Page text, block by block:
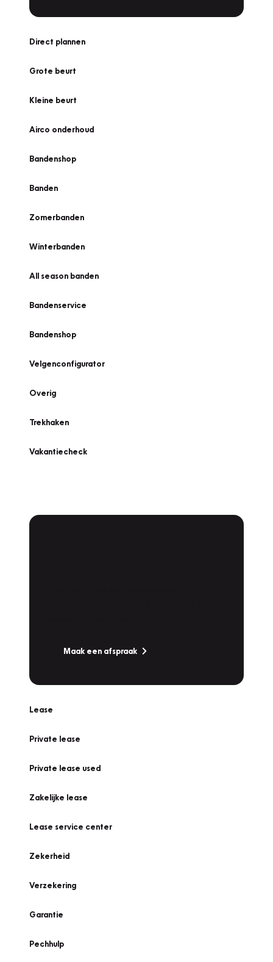
Direct plannen
Grote beurt
Kleine beurt
Airco onderhoud
Bandenshop
Banden
Zomerbanden
Winterbanden
All season banden
Bandenservice
Bandenshop
Velgenconfigurator
Overig
Trekhaken
Vakantiecheck
Maak een afspraak
Lease
Private lease
Private lease used
Zakelijke lease
Lease service center
Zekerheid
Verzekering
Garantie
Pechhulp